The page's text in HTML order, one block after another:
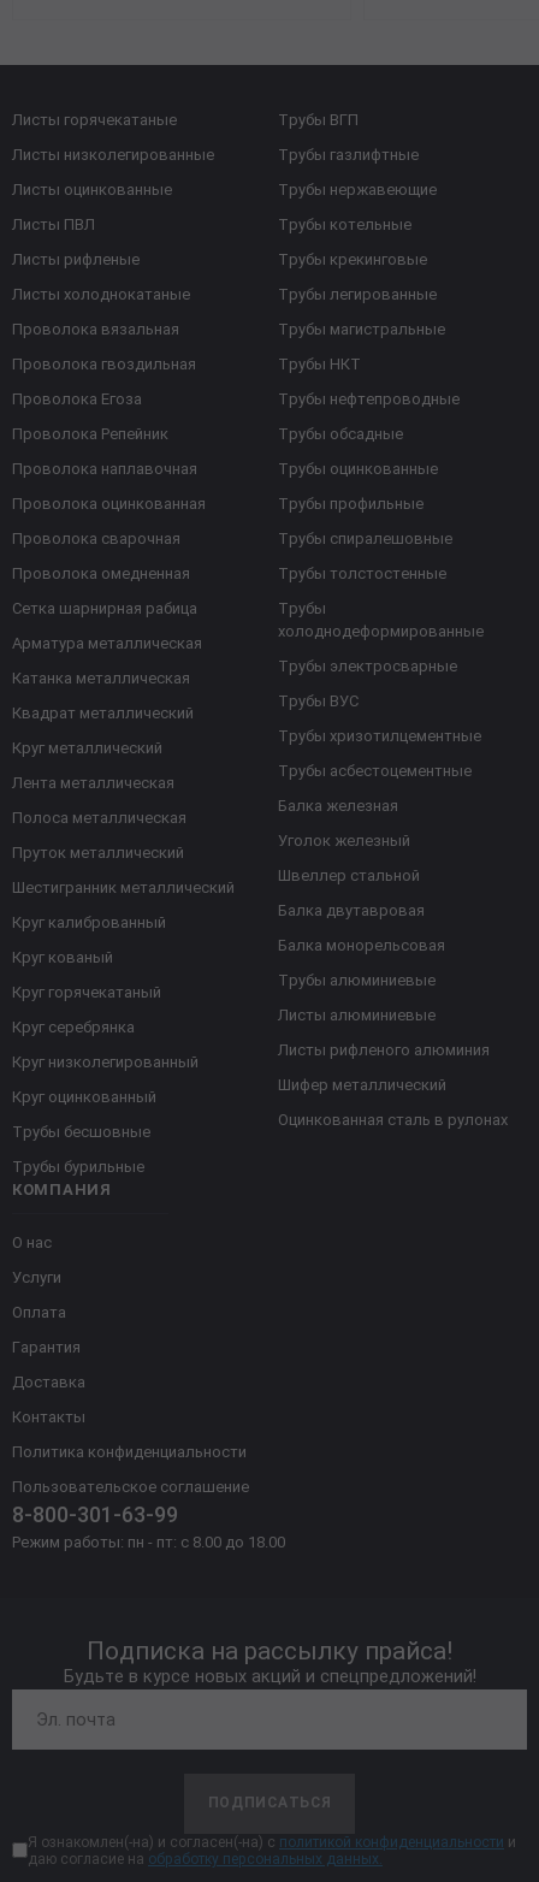
КОМПАНИЯ
О нас
Услуги
Оплата
Гарантия
Доставка
Контакты
Политика конфиденциальности
Пользовательское соглашение
8-800-301-63-99
Режим работы: пн - пт: с 8.00 до 18.00
Листы горячекатаные
Листы низколегированные
Листы оцинкованные
Листы ПВЛ
Листы рифленые
Листы холоднокатаные
Проволока вязальная
Проволока гвоздильная
Проволока Егоза
Проволока Репейник
Проволока наплавочная
Проволока оцинкованная
Проволока сварочная
Проволока омедненная
Сетка шарнирная рабица
Арматура металлическая
Катанка металлическая
Квадрат металлический
Круг металлический
Лента металлическая
Полоса металлическая
Пруток металлический
Шестигранник металлический
Круг калиброванный
Круг кованый
Круг горячекатаный
Круг серебрянка
Круг низколегированный
Круг оцинкованный
Трубы бесшовные
Трубы бурильные
Трубы ВГП
Трубы газлифтные
Трубы нержавеющие
Трубы котельные
Трубы крекинговые
Трубы легированные
Трубы магистральные
Трубы НКТ
Трубы нефтепроводные
Трубы обсадные
Трубы оцинкованные
Трубы профильные
Трубы спиралешовные
Трубы толстостенные
Трубы
холоднодеформированные
Трубы электросварные
Трубы ВУС
Трубы хризотилцементные
Трубы асбестоцементные
Балка железная
Уголок железный
Швеллер стальной
Балка двутавровая
Балка монорельсовая
Трубы алюминиевые
Листы алюминиевые
Листы рифленого алюминия
Шифер металлический
Оцинкованная сталь в рулонах
Подписка на рассылку прайса!
Будьте в курсе новых акций и спецпредложений!
ПОДПИСАТЬСЯ
Я ознакомлен(-на) и согласен(-на) с политикой конфиденциальности и
даю согласие на обработку персональных данных.